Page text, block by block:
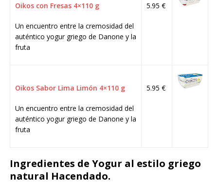
Oikos con Fresas 4×110 g
Un encuentro entre la cremosidad del
auténtico yogur griego de Danone y la
fruta
5.95 €
Oikos Sabor Lima Limón 4×110 g
Un encuentro entre la cremosidad del
auténtico yogur griego de Danone y la
fruta
5.95 €
Ingredientes de Yogur al estilo griego
natural Hacendado.